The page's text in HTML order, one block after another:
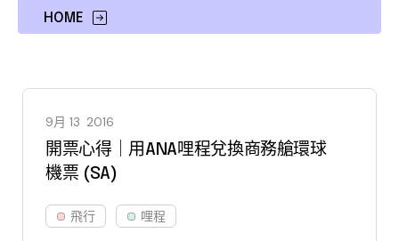
HOME
9月 13 2016
開票心得｜用ANA哩程兌換商務艙環球
機票 (SA)
飛行 哩程